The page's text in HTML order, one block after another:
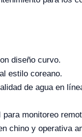
diseño curvo.
estilo coreano.
de agua en
monitoreo
chino y operativa